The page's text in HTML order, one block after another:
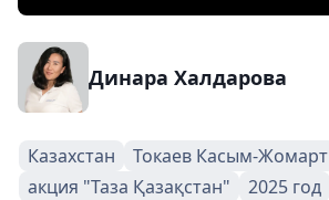
Динара Халдарова
Казахстан Токаев Касым-Жомарт
акция "Таза Қазақстан"
2025 год